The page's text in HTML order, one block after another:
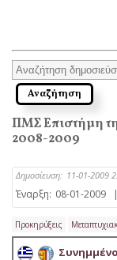
ΠΜΣ Επιστήμη
2008-2009
Δημοσίευση: 11-01-2009
Έναρξη: 08-01-2009 |
Προκηρύξεις